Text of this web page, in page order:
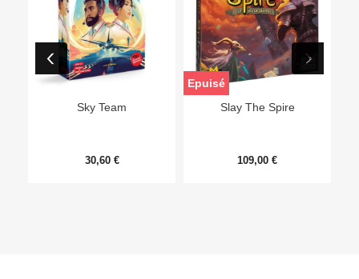
Sky Team
30,60 €
Slay The Spire
109,00 €
Epuisé